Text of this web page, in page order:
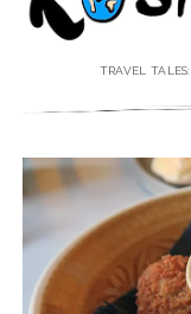
♥
TRAVEL